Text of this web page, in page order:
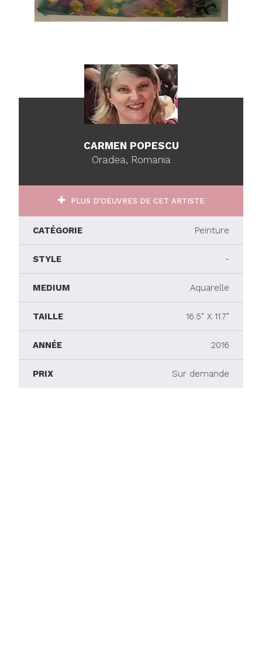
CARMEN POPESCU
Oradea, Romania
PLUS D'OEUVRES DE CET ARTISTE
CATÉGORIE Peinture
STYLE -
MEDIUM Aquarelle
TAILLE 16.5" X 11.7"
ANNÉE 2016
PRIX Sur demande